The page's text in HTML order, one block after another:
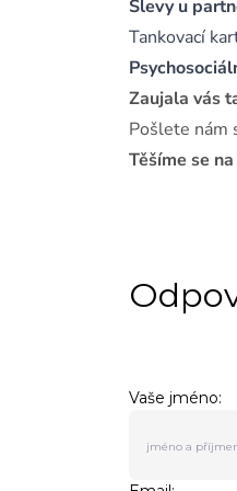
Slevy u
Tankovací
Zaujala vás
Pošlete nám
Těšíme se